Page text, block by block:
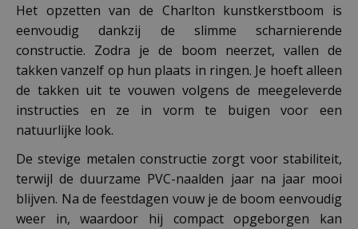
Het opzetten van de Charlton kunstkerstboom is
eenvoudig dankzij de slimme scharnierende
constructie. Zodra je de boom neerzet, vallen de
takken vanzelf op hun plaats in ringen. Je hoeft alleen
de takken uit te vouwen volgens de meegeleverde
instructies en ze in vorm te buigen voor een
natuurlijke look.
De stevige metalen constructie zorgt voor stabiliteit,
terwijl de duurzame PVC-naalden jaar na jaar mooi
blijven. Na de feestdagen vouw je de boom eenvoudig
weer in, waardoor hij compact opgeborgen kan